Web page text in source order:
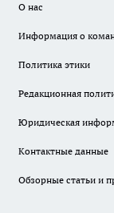
О нас
Информация о
Политика этики
Редакционная
Юридическая
Контактные данные
Обзорные статьи и